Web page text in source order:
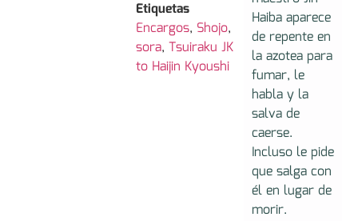
Etiquetas
Encargos, Shojo,
sora,Tsuiraku JK
to Haijin Kyoushi
Haiba aparece
de repente en
la azotea para
fumar, le
habla y la
salva de
caerse.
Incluso le pide
que salga con
él en lugar de
morir.